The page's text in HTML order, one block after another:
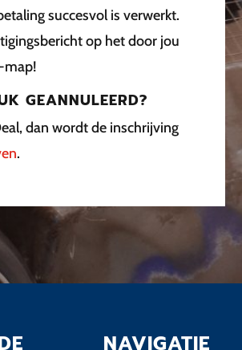
succesvol is verwerkt.
op het door jou
map!
GEANNULEERD?
dan wordt de inschrijving
.
NAVIGATIE